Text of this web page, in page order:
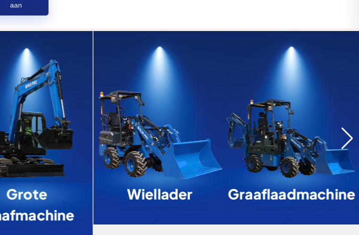
aan
Grote
Wiellader Graaflaadmachine